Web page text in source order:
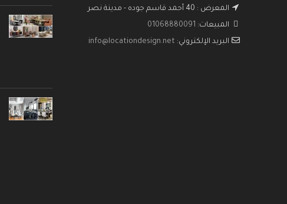
المعرض : 40 أحمد قاسم جوده - مدينة نصر
المبيعات: 01068880091
البريد الإلكتروني: info@locationdesign.net